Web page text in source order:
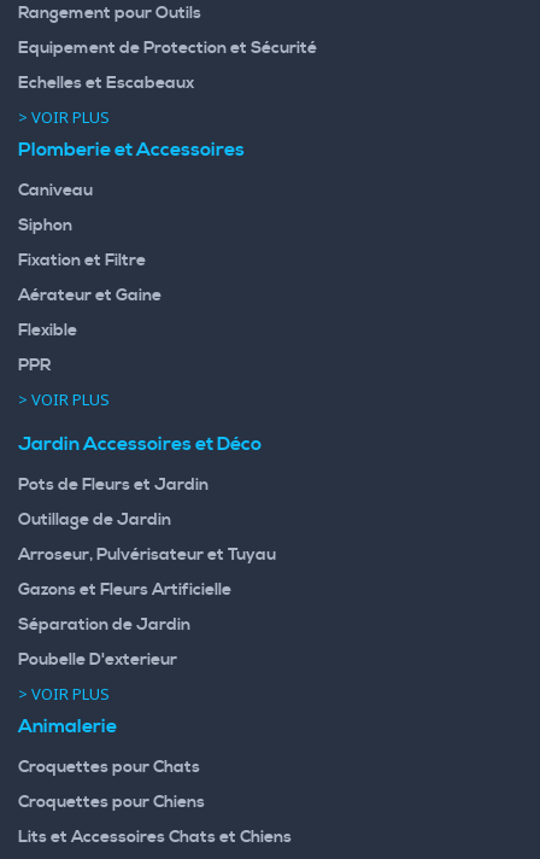
Rangement pour Outils
Equipement de Protection et Sécurité
Echelles et Escabeaux
> VOIR PLUS
Plomberie et Accessoires
Caniveau
Siphon
Fixation et Filtre
Aérateur et Gaine
Flexible
PPR
> VOIR PLUS
Jardin Accessoires et Déco
Pots de Fleurs et Jardin
Outillage de Jardin
Arroseur, Pulvérisateur et Tuyau
Gazons et Fleurs Artificielle
Séparation de Jardin
Poubelle D'exterieur
> VOIR PLUS
Animalerie
Croquettes pour Chats
Croquettes pour Chiens
Lits et Accessoires Chats et Chiens